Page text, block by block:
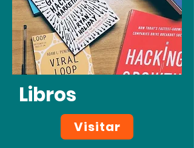
Libros
Visitar